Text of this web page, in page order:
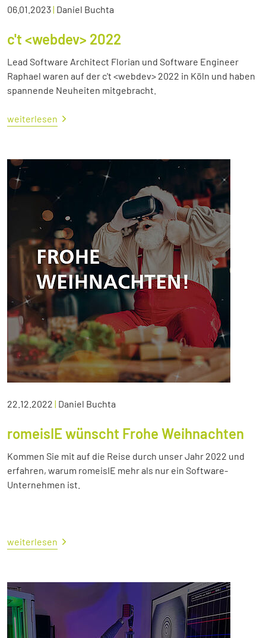
06.01.2023| Daniel Buchta
c't <webdev> 2022
Lead Software Architect Florian und Software Engineer
Raphael waren auf der c't <webdev> 2022 in Köln und haben
spannende Neuheiten mitgebracht.
weiterlesen
22.12.2022 | Daniel Buchta
romeisIE wünscht Frohe Weihnachten
Kommen Sie mit auf die Reise durch unser Jahr 2022 und
erfahren, warum romeisIE mehr als nur ein Software-
Unternehmen ist.
weiterlesen